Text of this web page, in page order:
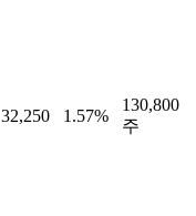
32,250 1.57%
130,800
주